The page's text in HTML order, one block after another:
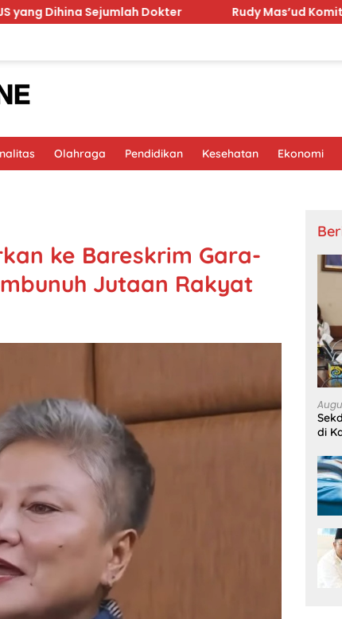
Dokter Rudy Mas’ud Komitmen
Olahraga Pendidikan Kesehatan Ekonomi
ke Bareskrim Gara-
Jutaan Rakyat
di